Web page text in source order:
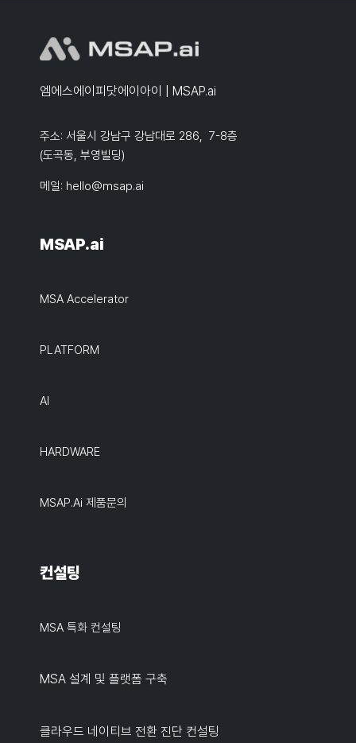
엠에스에이피닷에이아이 | MSAP.ai
주소: 서울시 강남구 강남대로 286, 7-8층
(도곡동, 부영빌딩)
메일: hello@msap.ai
MSAP.ai
MSA Accelerator
PLATFORM
AI
HARDWARE
MSAP.ai 제품문의
컨설팅
MSA 특화 컨설팅
MSA 설계 및 플랫폼 구축
클라우드 네이티브 전환 진단 컨설팅